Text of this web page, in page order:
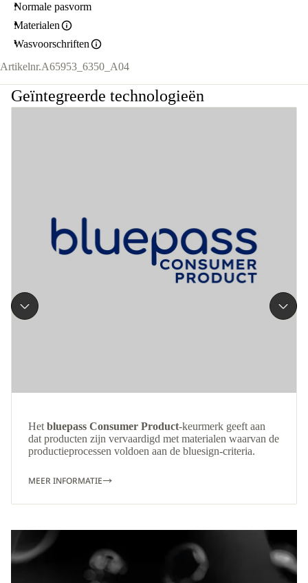
Normale pasvorm
Materialen
Wasvoorschriften
Artikelnr.A65953_6350_A04
Geïntegreerde technologieën
Het bluepass Consumer Product-keurmerk geeft aan
dat producten zijn vervaardigd met materialen waarvan de
productieprocessen voldoen aan de bluesign-criteria.
MEER INFORMATIE